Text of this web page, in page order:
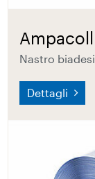
Nastro
Dettagli